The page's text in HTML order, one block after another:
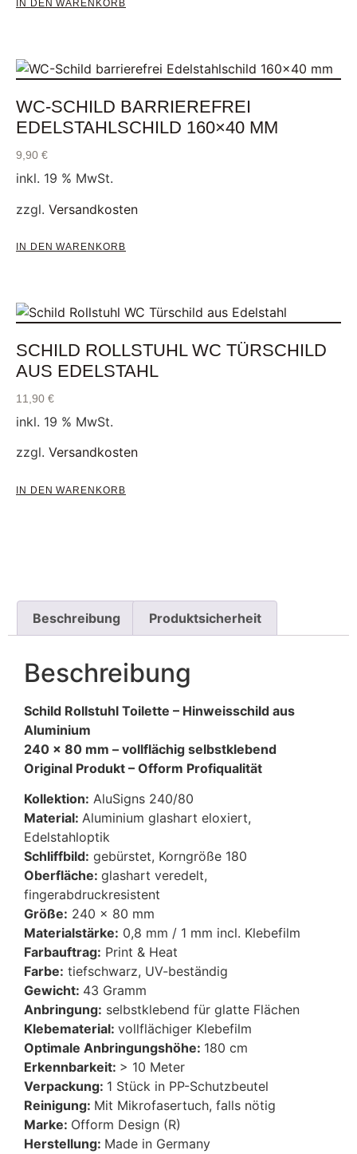
IN DEN WARENKORB
WC-SCHILD BARRIEREFREI
EDELSTAHLSCHILD 160×40 MM
9,90 €
inkl. 19 % MwSt.
zzgl. Versandkosten
IN DEN WARENKORB
SCHILD ROLLSTUHL WC TÜRSCHILD
AUS EDELSTAHL
11,90 €
inkl. 19 % MwSt.
zzgl. Versandkosten
IN DEN WARENKORB
Beschreibung Produktsicherheit
Beschreibung
Schild Rollstuhl Toilette – Hinweisschild aus
Aluminium
240 x 80 mm – vollflächig selbstklebend
Original Produkt – Ofform Profiqualität
Kollektion: AluSigns 240/80
Material: Aluminium glashart eloxiert,
Edelstahloptik
Schliffbild: gebürstet, Korngröße 180
Oberfläche: glashart veredelt,
fingerabdruckresistent
Größe: 240 x 80 mm
Materialstärke: 0,8 mm / 1 mm incl. Klebefilm
Farbauftrag: Print & Heat
Farbe: tiefschwarz, UV-beständig
Gewicht: 43 Gramm
Anbringung: selbstklebend für glatte Flächen
Klebematerial: vollflächiger Klebefilm
Optimale Anbringungshöhe: 180 cm
Erkennbarkeit: > 10 Meter
Verpackung: 1 Stück in PP-Schutzbeutel
Reinigung: Mit Mikrofasertuch, falls nötig
Marke: Ofform Design (R)
Herstellung: Made in Germany